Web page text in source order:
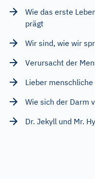
Wie das erste
prägt
Wir sind, wie wir
Verursacht der
Lieber
Wie sich der Darm
Dr. Jekyll und Mr.